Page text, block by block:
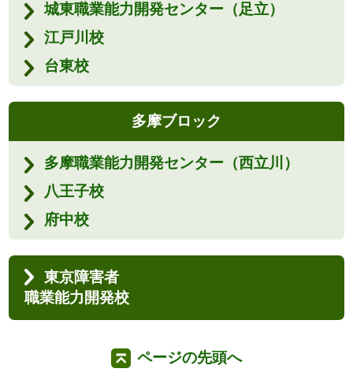
城東職業能力開発センター（足立）
江戸川校
台東校
多摩ブロック
多摩職業能力開発センター（西立川）
八王子校
府中校
東京障害者
職業能力開発校
ページの先頭へ